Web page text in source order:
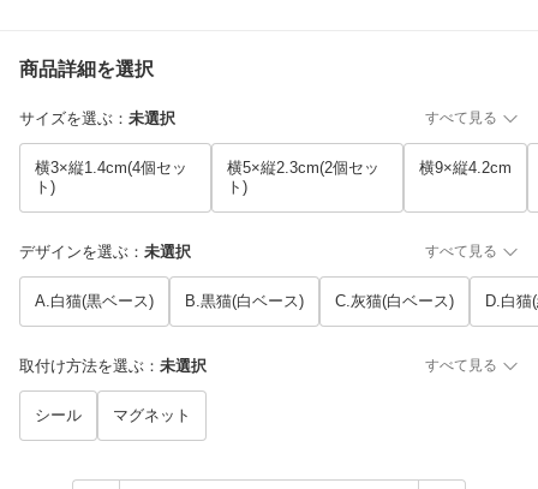
商品詳細を選択
サイズを選ぶ ： 未選択 すべて見る
横3×縦1.4cm(4個セッ
ト)
横5×縦2.3cm(2個セッ
ト)
横9×縦4.2cm
デザインを選ぶ ： 未選択 すべて見る
A.白猫(黒ベース) B.黒猫(白ベース) C.灰猫(白ベース) D.白猫
取付け方法を選ぶ ： 未選択 すべて見る
シール マグネット